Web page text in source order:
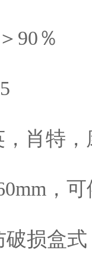
90％
肖特
，
损盒式